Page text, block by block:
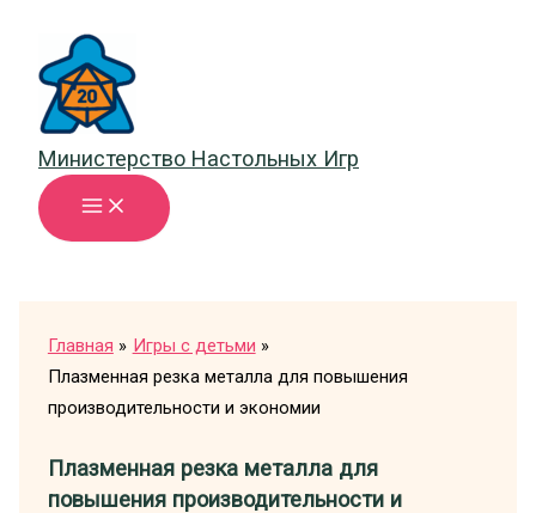
содержимому
Министерство Настольных Игр
Главная
Игры с детьми
Плазменная резка металла для повышения
производительности и экономии
Плазменная резка металла для
повышения производительности и